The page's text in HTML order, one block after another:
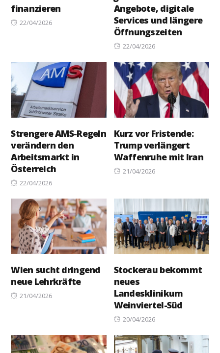
finanzieren
Posted
22/04/2026
Angebote, digitale
Services und längere
Öffnungszeiten
Posted
22/04/2026
Strengere AMS-Regeln
verändern den
Arbeitsmarkt in
Österreich
Posted
22/04/2026
Kurz vor Fristende:
Trump verlängert
Waffenruhe mit Iran
Posted
21/04/2026
Wien sucht dringend
neue Lehrkräfte
Posted
21/04/2026
Stockerau bekommt
neues
Landesklinikum
Weinviertel-Süd
Posted
20/04/2026